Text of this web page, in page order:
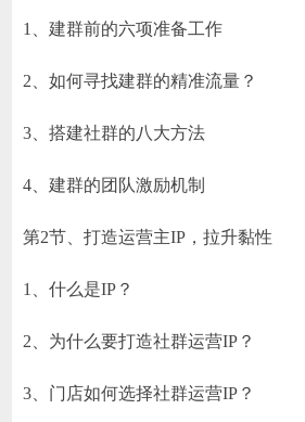
1、建群前的六项准备工作
2、如何寻找建群的精准流量？
3、搭建社群的八大方法
4、建群的团队激励机制
第2节、打造运营主IP，拉升黏性
1、什么是IP？
2、为什么要打造社群运营IP？
3、门店如何选择社群运营IP？